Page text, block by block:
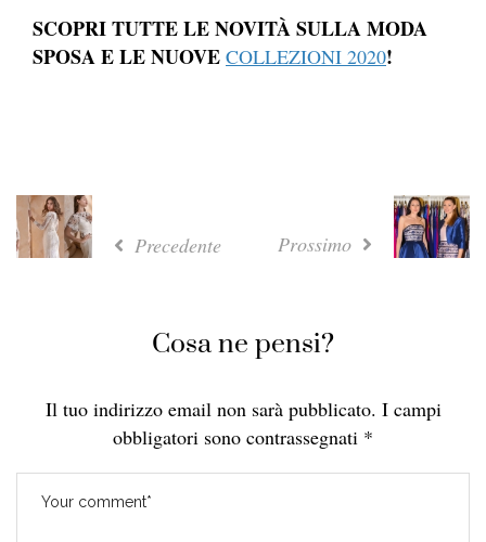
SCOPRI TUTTE LE NOVITÀ SULLA MODA
SPOSA E LE NUOVE COLLEZIONI 2020!
Precedente Prossimo
Cosa ne pensi?
Il tuo indirizzo email non sarà pubblicato. I campi
obbligatori sono contrassegnati *